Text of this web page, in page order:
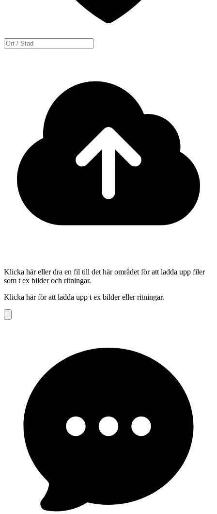
Klicka här eller dra en fil till det här området för att ladda upp filer
som t ex bilder och ritningar.
Klicka här för att ladda upp t ex bilder eller ritningar.